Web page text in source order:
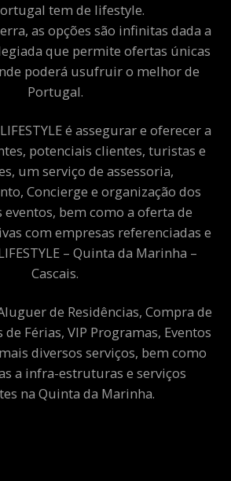
tem de lifestyle.
as opções são infinitas dada a
que permite ofertas únicas
poderá usufruir o melhor de
Portugal.
é assegurar e oferecer a
potenciais clientes, turistas e
um serviço de assessoria,
Concierge e organização dos
eventos, bem como a oferta de
com empresas referenciadas e
– Quinta da Marinha –
Cascais.
de Residências, Compra de
Férias, VIP Programas, Eventos
diversos serviços, bem como
a infra-estruturas e serviços
na Quinta da Marinha.